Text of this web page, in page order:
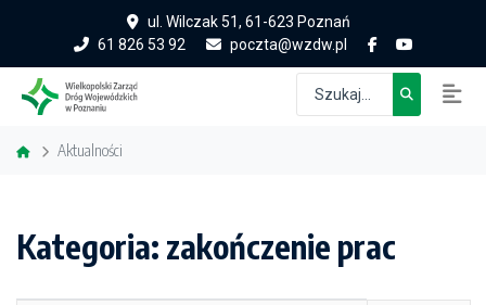
ul. Wilczak 51, 61-623 Poznań
61 826 53 92
poczta@wzdw.pl
Aktualności
Kategoria: zakończenie prac